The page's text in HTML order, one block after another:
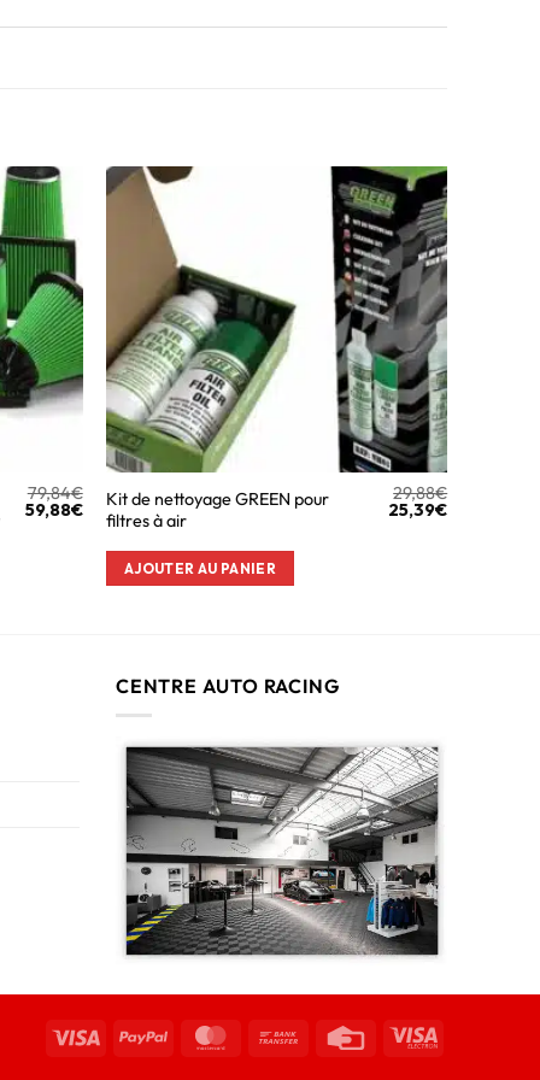
79,84€
59,88€
Kit de nettoyage GREEN pour
filtres à air
29,88€
25,39€
AJOUTER AU PANIER
CENTRE AUTO RACING